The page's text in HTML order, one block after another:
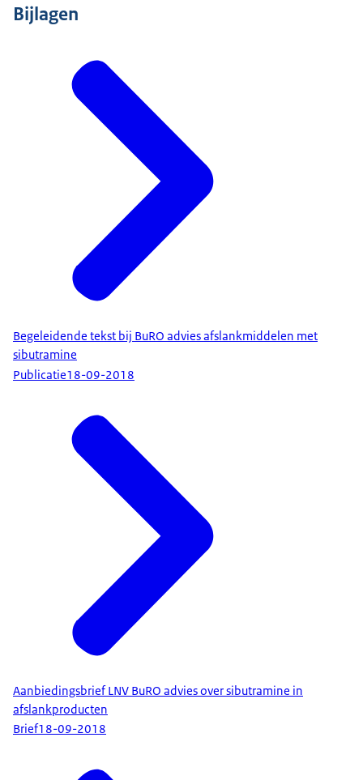
Bijlagen
Begeleidende tekst bij BuRO advies afslankmiddelen met
sibutramine
Publicatie18-09-2018
Aanbiedingsbrief LNV BuRO advies over sibutramine in
afslankproducten
Brief18-09-2018